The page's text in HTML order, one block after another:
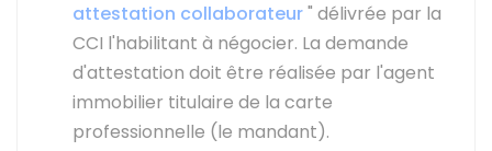
attestation collaborateur" délivrée par la
CCI l'habilitant à négocier. La demande
d'attestation doit être réalisée par l'agent
immobilier titulaire de la carte
professionnelle (le mandant).